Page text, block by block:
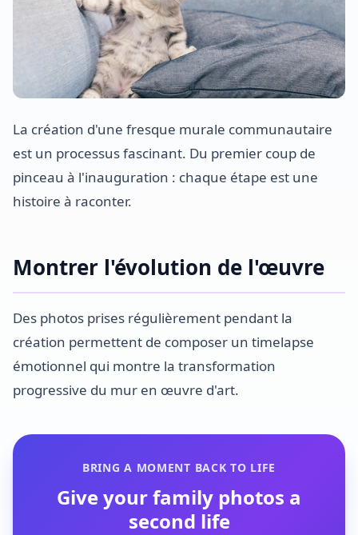
La création d'une fresque murale communautaire
est un processus fascinant. Du premier coup de
pinceau à l'inauguration : chaque étape est une
histoire à raconter.
Montrer l'évolution de l'œuvre
Des photos prises régulièrement pendant la
création permettent de composer un timelapse
émotionnel qui montre la transformation
progressive du mur en œuvre d'art.
BRING A MOMENT BACK TO LIFE
Give your family photos a
second life